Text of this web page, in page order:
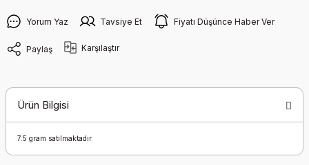
Yorum Yaz Tavsiye Et Fiyatı Düşünce Haber Ver
Paylaş Karşılaştır
Ürün Bilgisi
7.5 gram satılmaktadır